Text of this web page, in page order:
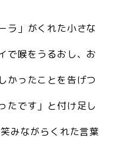
ラ」がくれた小さな
で喉をうるおし、お
かったことを告げつ
たです」と付け足し
みながらくれた言葉